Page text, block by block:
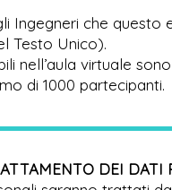
Ingegneri che questo
Testo Unico).
nell’aula virtuale
di 1000 partecipanti.
DEI DATI